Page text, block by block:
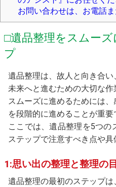
お問い合わせは、お電話
□遺品整理をスムー
プ
遺品整理は、故人と向き合い
未来へと進むための大切な作
スムーズに進めるためには
を段階的に進めることが重要
ここでは、遺品整理を5つ
ステップで注意すべき点や具
1:思い出の整理と整理の
遺品整理の最初のステップ